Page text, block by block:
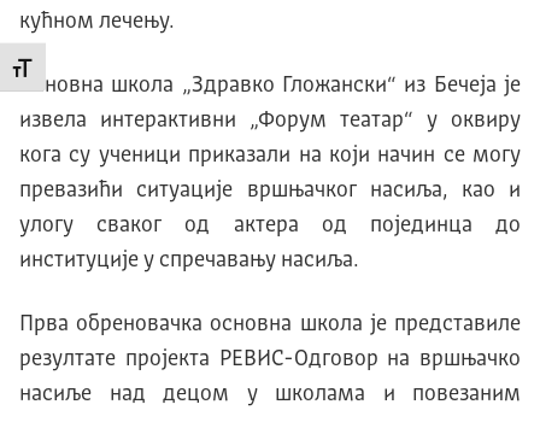
Промени величину слова
кућном лечењу.
Основна школа „Здравко Гложански“ из Бечеја је
извела интерактивни „Форум театар“ у оквиру
кога су ученици приказали на који начин се могу
превазићи ситуације вршњачког насиља, као и
улогу сваког од актера од појединца до
институције у спречавању насиља.
Прва обреновачка основна школа је представиле
резултате пројекта РЕВИС-Одговор на вршњачко
насиље над децом у школама и повезаним